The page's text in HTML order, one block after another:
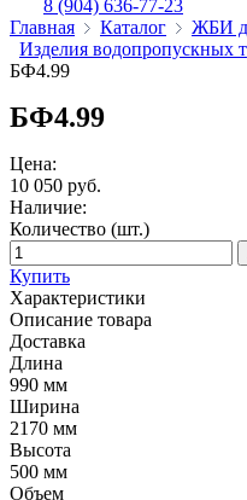
8 (904) 636-77-23
Главная
Каталог
ЖБИ
Изделия водопропускных
БФ4.99
БФ4.99
Цена:
10 050 руб.
Наличие:
Количество (шт.)
Купить
Характеристики
Описание товара
Доставка
Длина
990 мм
Ширина
2170 мм
Высота
500 мм
Объем